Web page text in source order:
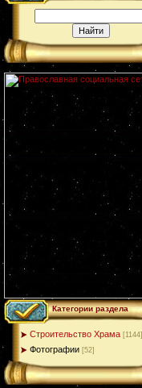
Категории раздела
Строительство Храма [1144]
Фотографии [52]